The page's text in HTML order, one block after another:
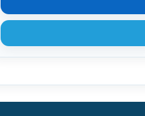
مشاركة على لينكدإن
مشاركة عبر تيليجرام